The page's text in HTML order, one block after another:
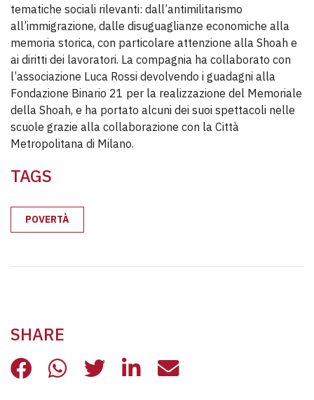
tematiche sociali rilevanti: dall’antimilitarismo
all’immigrazione, dalle disuguaglianze economiche alla
memoria storica, con particolare attenzione alla Shoah e
ai diritti dei lavoratori. La compagnia ha collaborato con
l’associazione Luca Rossi devolvendo i guadagni alla
Fondazione Binario 21 per la realizzazione del Memoriale
della Shoah, e ha portato alcuni dei suoi spettacoli nelle
scuole grazie alla collaborazione con la Città
Metropolitana di Milano.
TAGS
POVERTÀ
SHARE
ALLA CASA LO SPETTACOLO
ALLA CASA LO SPETTACOLO
ALLA CASA LO
ALLA CASA LO
ALLA CASA LO